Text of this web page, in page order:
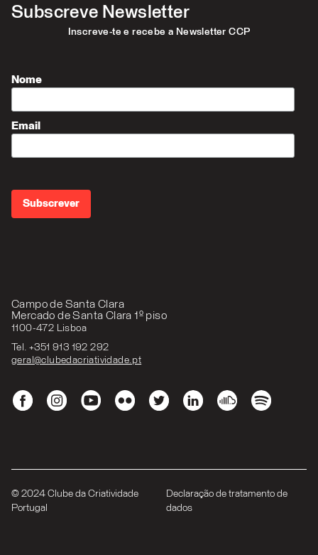
Campo de Santa Clara
Mercado de Santa Clara 1º piso
1100-472 Lisboa
Tel. +351 913 192 292
geral@clubedacriatividade.pt
Subscreve Newsletter
Inscreve-te e recebe a Newsletter CCP
Nome
Email
© 2024 Clube da Criatividade
Portugal
Declaração de tratamento de
dados